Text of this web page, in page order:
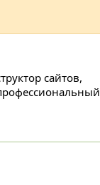
сайтов,